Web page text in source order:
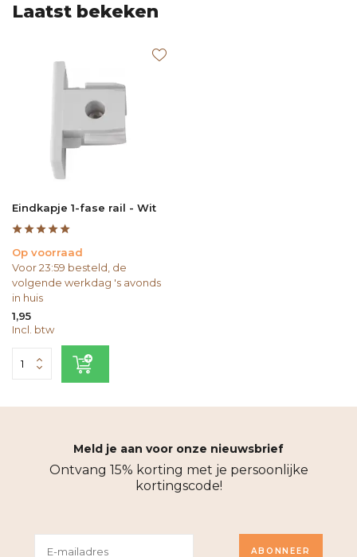
Laatst bekeken
Eindkapje 1-fase rail - Wit
Op voorraad
Voor 23:59 besteld, de
volgende werkdag 's avonds
in huis
1,95
Incl. btw
Meld je aan voor onze nieuwsbrief
Ontvang 15% korting met je persoonlijke
kortingscode!
ABONNEER